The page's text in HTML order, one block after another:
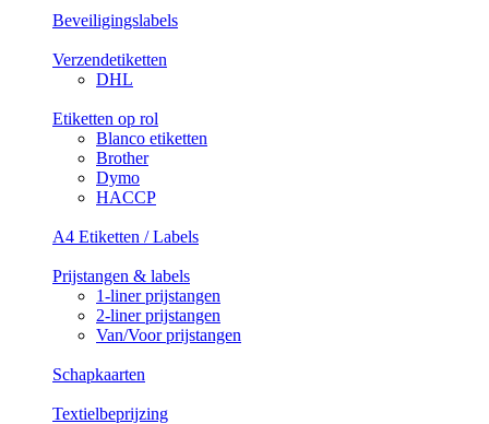
Beveiligingslabels
Verzendetiketten
DHL
Etiketten op rol
Blanco etiketten
Brother
Dymo
HACCP
A4 Etiketten / Labels
Prijstangen & labels
1-liner prijstangen
2-liner prijstangen
Van/Voor prijstangen
Schapkaarten
Textielbeprijzing